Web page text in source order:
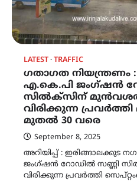
LATEST TRAFFIC
ഗതാഗത നിയന്ത്രണം
എ.കെ.പി ജംഗ്ഷൻ
സിൽക്സിന്
വിരിക്കുന്ന
മുതൽ 30 വരെ
September 8, 2025
അറിയിപ്പ് : ഇരിങ്ങാലക്കുട
ജംഗ്ഷൻ റോഡിൽ സണ്ണി
വിരിക്കുന്ന പ്രവർത്തി